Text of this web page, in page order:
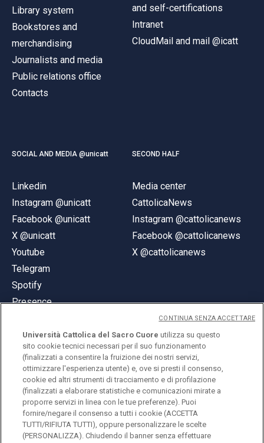
Library system
Bookstores and
merchandising
Journalists and media
Public relations office
Contacts
and self-certifications
Intranet
CloudMail and mail @icatt
SOCIAL AND MEDIA @unicatt
Linkedin
Instagram @unicatt
Facebook @unicatt
X @unicatt
Youtube
Telegram
Spotify
Presence
SECOND HALF
Media center
CattolicaNews
Instagram @cattolicanews
Facebook @cattolicanews
X @cattolicanews
© Università Cattolica del Sacro Cuore
Largo A. Gemelli 1, 20123 Milan
PI 02133120150
Università Cattolica del Sacro Cuore utilizza su questo
sito cookie tecnici necessari per il suo funzionamento
(finalizzati a consentire la fruizione dei nostri servizi,
ottimizzare l'esperienza utente) e, ove si presti il consenso,
cookie ed altri strumenti di tracciamento e di profilazione
(finalizzati a elaborare statistiche e comunicazioni mirate a
proporre servizi in linea con le tue preferenze). Puoi
fornire/negare il consenso a tutti i cookie (ACCETTA
TUTTI/RIFIUTA TUTTI), oppure personalizzare le scelte
(PERSONALIZZA). Chiudendo il banner senza effettuare
CONTINUA SENZA ACCETTARE